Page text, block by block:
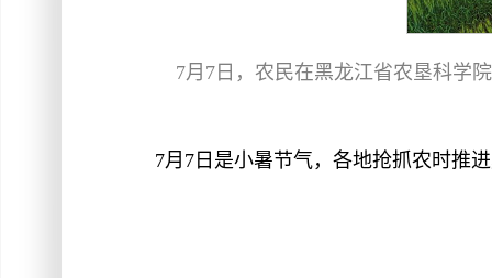
7月7日，农民在黑龙江省农垦科学
7月7日是小暑节气，各地抢抓农时推